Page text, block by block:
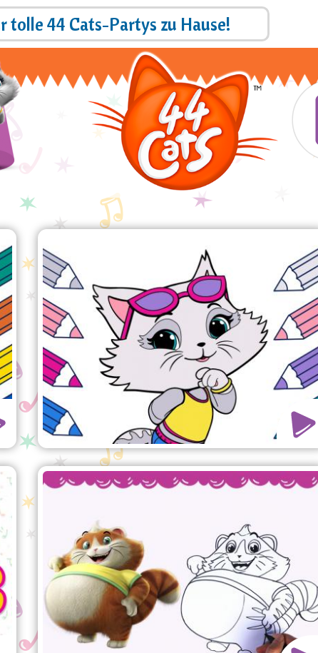
Direkt
zum
tolle 44 Cats-Partys zu Hause!
Lernen wir, Milady zu
färben!
Lernen wir die Farben mit den
Buffycats!
Wie man Metti zeichnet
Viel Spaß mit diesem einfachen
Tutorial! Lerne, wie man Metti
zeichnet, aus der TV-Show 44 Cats.